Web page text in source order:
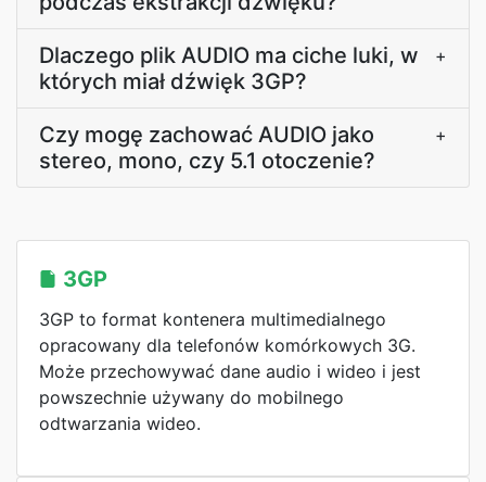
Dlaczego plik AUDIO ma ciche luki, w
których miał dźwięk 3GP?
+
Czy mogę zachować AUDIO jako
stereo, mono, czy 5.1 otoczenie?
+
3GP
3GP to format kontenera multimedialnego
opracowany dla telefonów komórkowych 3G.
Może przechowywać dane audio i wideo i jest
powszechnie używany do mobilnego
odtwarzania wideo.